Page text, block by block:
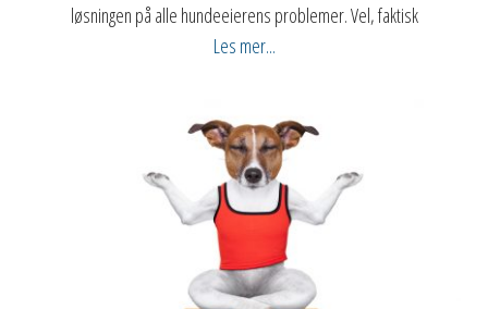
løsningen på alle hundeeierens problemer. Vel, faktisk
Les mer...